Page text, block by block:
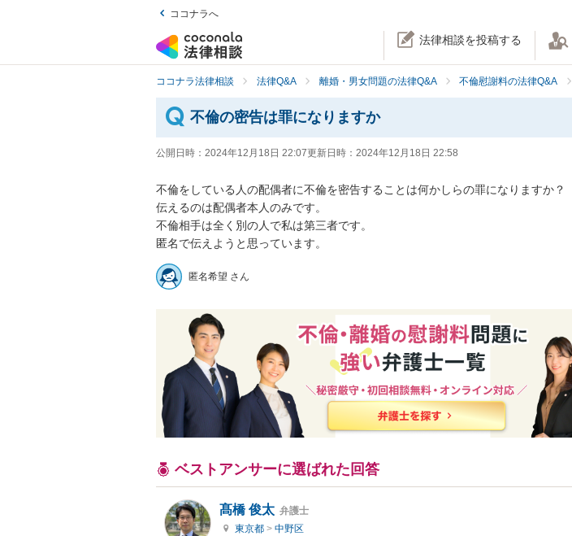
ココナラへ
法律相談を投稿する
ココナラ法律相談 法律Q&A 離婚・男女問題の法律Q&A 不倫慰謝料の法律Q&A
不倫の密告は罪になりますか
公開日時： 2024年12月18日 22:07更新日時： 2024年12月18日 22:58
不倫をしている人の配偶者に不倫を密告することは何かしらの罪になりますか？
伝えるのは配偶者本人のみです。
不倫相手は全く別の人で私は第三者です。
匿名で伝えようと思っています。
匿名希望 さん
ベストアンサーに選ばれた回答
髙橋 俊太 弁護士
東京都 > 中野区